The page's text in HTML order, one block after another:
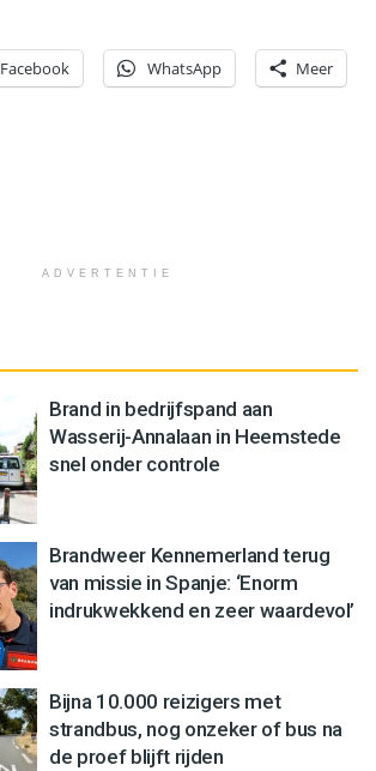
Facebook WhatsApp Meer
ADVERTENTIE
Brand in bedrijfspand aan
Wasserij-Annalaan in Heemstede
snel onder controle
Brandweer Kennemerland terug
van missie in Spanje: ‘Enorm
indrukwekkend en zeer waardevol’
Bijna 10.000 reizigers met
strandbus, nog onzeker of bus na
de proef blijft rijden